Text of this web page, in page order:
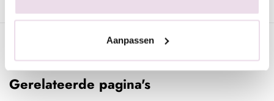
Aanpassen
Gerelateerde pagina's